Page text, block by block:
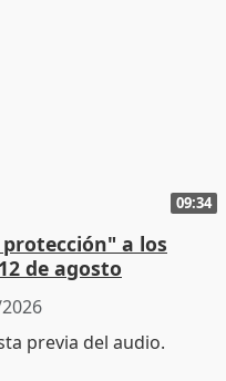
09:34
a los
de agosto